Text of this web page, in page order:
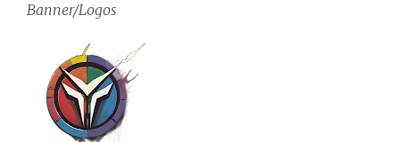
Banner/Logos